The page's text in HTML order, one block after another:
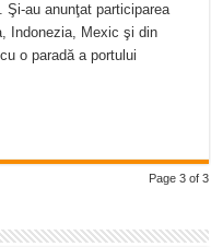
au anunţat participarea
Indonezia, Mexic şi din
o paradă a portului
Page 3 of 3